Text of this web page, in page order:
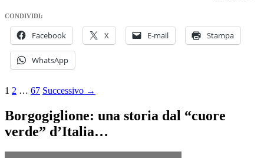
CONDIVIDI:
Facebook X E-mail Stampa
WhatsApp
Navigazione
1 2 … 67 Successivo →
Borgogiglione: una storia dal “cuore
verde” d’Italia…